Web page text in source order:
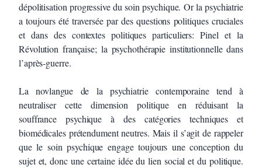
dépolitisation progressive du soin psychique. Or la psychiatrie
a toujours été traversée par des questions politiques cruciales
et dans des contextes politiques particuliers: Pinel et la
Révolution française; la psychothérapie institutionnelle dans
l’après-guerre.
La novlangue de la psychiatrie contemporaine tend à
neutraliser cette dimension politique en réduisant la
souffrance psychique à des catégories techniques et
biomédicales prétendument neutres. Mais il s’agit de rappeler
que le soin psychique engage toujours une conception du
sujet et, donc une certaine idée du lien social et du politique.